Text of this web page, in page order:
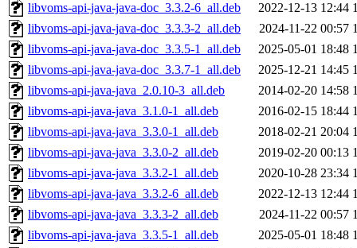
libvoms-api-java-java-doc_3.3.2-6_all.deb
2022-12-13 12:44
libvoms-api-java-java-doc_3.3.3-2_all.deb
2024-11-22 00:57
libvoms-api-java-java-doc_3.3.5-1_all.deb
2025-05-01 18:48
libvoms-api-java-java-doc_3.3.7-1_all.deb
2025-12-21 14:45
libvoms-api-java-java_2.0.10-3_all.deb
2014-02-20 14:58
libvoms-api-java-java_3.1.0-1_all.deb
2016-02-15 18:44
libvoms-api-java-java_3.3.0-1_all.deb
2018-02-21 20:04
libvoms-api-java-java_3.3.0-2_all.deb
2019-02-20 00:13
libvoms-api-java-java_3.3.2-1_all.deb
2020-10-28 23:34
libvoms-api-java-java_3.3.2-6_all.deb
2022-12-13 12:44
libvoms-api-java-java_3.3.3-2_all.deb
2024-11-22 00:57
libvoms-api-java-java_3.3.5-1_all.deb
2025-05-01 18:48